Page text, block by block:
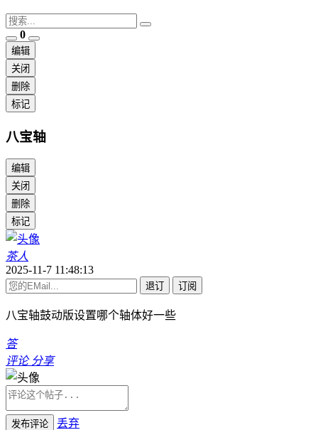
0
编辑
关闭
删除
标记
八宝轴
编辑
关闭
删除
标记
茶人
2025-11-7 11:48:13
退订 订阅
八宝轴鼓动版设置哪个轴体好一些
答
评论 分享
发布评论 丢弃